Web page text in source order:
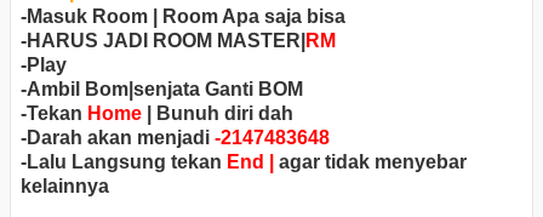
-Masuk Room | Room Apa saja bisa
-HARUS JADI ROOM MASTER| RM
-Play
-Ambil Bom|senjata Ganti BOM
-Tekan Home | Bunuh diri dah
-Darah akan menjadi -2147483648
-Lalu Langsung tekan End |
agar tidak menyebar
kelainnya